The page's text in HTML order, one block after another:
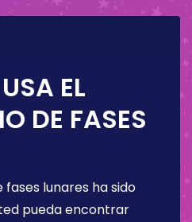
EL
DE FASES
lunares ha sido
pueda encontrar